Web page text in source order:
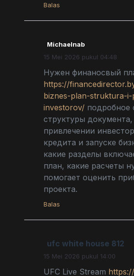
Balas
Michaelnab
15 Mei 2026 pukul 04:48
Нужен финаносвый
https://
biznes-plan-struktura-i-
investorov/ подробное
структуры
привлечении
кредита и запуске
какие разделы
план, какие расчеты
помогает оценить
проекта.
Balas
ufc white house 812
15 Mei 2026 pukul 14:00
UFC Live Stream